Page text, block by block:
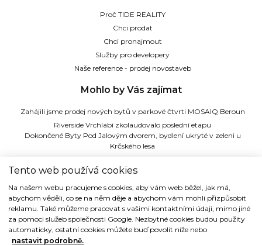
Proč TIDE REALITY
Chci prodat
Chci pronajmout
Služby pro developery
Naše reference - prodej novostaveb
Mohlo by Vás zajímat
Zahájili jsme prodej nových bytů v parkové čtvrti MOSAIQ Beroun
Riverside Vrchlabí zkolaudovalo poslední etapu
Dokončené Byty Pod Jalovým dvorem, bydlení ukryté v zeleni u
Krčského lesa
Dřevná 2, 128 00 Praha 2
Tel: (+420) 224 914 914
e-mail:info@tide.cz
Tento web používá cookies
Na našem webu pracujeme s cookies, aby vám web běžel, jak má,
abychom věděli, co se na něm děje a abychom vám mohli přizpůsobit
reklamu. Také můžeme pracovat s vašimi kontaktními údaji, mimo jiné
za pomoci služeb společnosti Google. Nezbytné cookies budou použity
automaticky, ostatní cookies můžete buď povolit níže nebo
nastavit podrobně.